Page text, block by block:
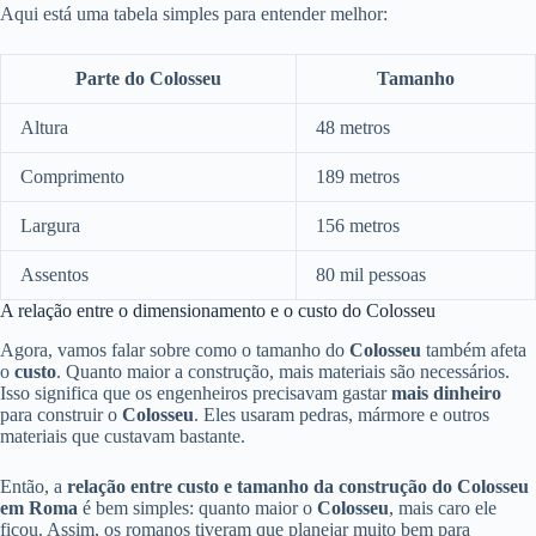
Aqui está uma tabela simples para entender melhor:
Parte do Colosseu Tamanho
Altura 48 metros
Comprimento 189 metros
Largura 156 metros
Assentos
80 mil pessoas
A relação entre o dimensionamento e o custo do Colosseu
Agora, vamos falar sobre como o tamanho do Colosseu também afeta
o custo. Quanto maior a construção, mais materiais são necessários.
Isso significa que os engenheiros precisavam gastarmais dinheiro
para construir o Colosseu. Eles usaram pedras, mármore e outros
materiais que custavam bastante.
Então, a relação entre custo e tamanho da construção do Colosseu
em Roma é bem simples: quanto maior o Colosseu, mais caro ele
ficou. Assim, os romanos tiveram que planejar muito bem para